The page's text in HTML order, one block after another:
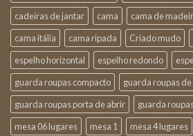
cadeiras de jantar
cama cama de
cama itália
cama ripada Criado mudo
espelho horizontal
espelho redondo
guarda roupas compacto
guarda roupas
guarda roupas porta de abrir
guarda
mesa 06 lugares
mesa 1 mesa 4 lugares